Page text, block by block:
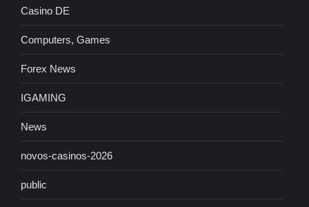
Casino DE
Computers, Games
Forex News
IGAMING
News
novos-casinos-2026
public